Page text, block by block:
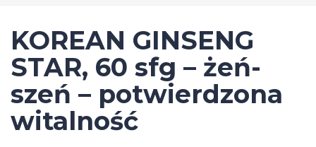
KOREAN GINSENG
STAR, 60 sfg – żeń-
szeń – potwierdzona
witalność